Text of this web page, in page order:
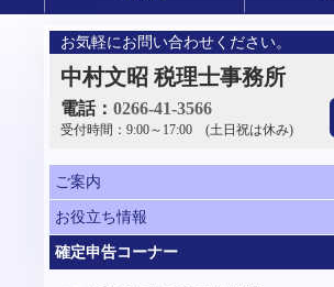
お気軽にお問い合わせください。
中村文昭 税理士事務所
電話： 0266-41-3566
受付時間： 9:00～17:00 (土日祝は休み)
ご案内
お役立ち情報
確定申告コーナー